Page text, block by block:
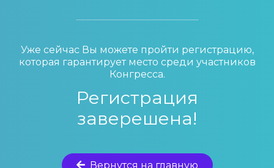
Уже сейчас Вы можете пройти регистрацию,
которая гарантирует место среди участников
Конгресса.
Регистрация
заверешена!
Вернутся на главную